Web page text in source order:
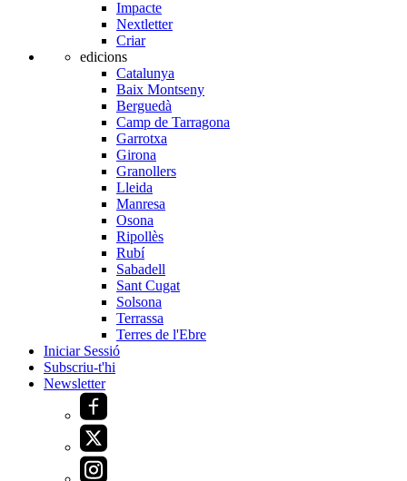
Impacte
Nextletter
Criar
edicions
Catalunya
Baix Montseny
Berguedà
Camp de Tarragona
Garrotxa
Girona
Granollers
Lleida
Manresa
Osona
Ripollès
Rubí
Sabadell
Sant Cugat
Solsona
Terrassa
Terres de l'Ebre
Iniciar Sessió
Subscriu-t'hi
Newsletter